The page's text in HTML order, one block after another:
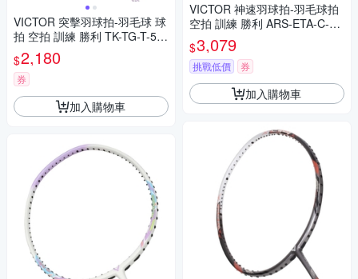
VICTOR 突擊羽球拍-羽毛球 球
拍 空拍 訓練 勝利 TK-TG-T-5U
薰衣紫白藍
$2,180
券
加入購物車
VICTOR 神速羽球拍-羽毛球拍
空拍 訓練 勝利 ARS-ETA-C-3U
黑藍綠黃
$3,079
挑戰低價 券
加入購物車